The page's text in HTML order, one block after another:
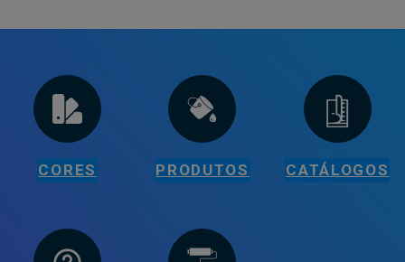
CORES PRODUTOS CATÁLOGOS